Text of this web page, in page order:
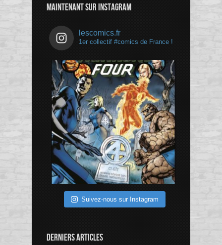
MAINTENANT SUR INSTAGRAM
lescomics.fr
1er collectif #comics de France !
Suivez-nous sur Instagram
DERNIERS ARTICLES